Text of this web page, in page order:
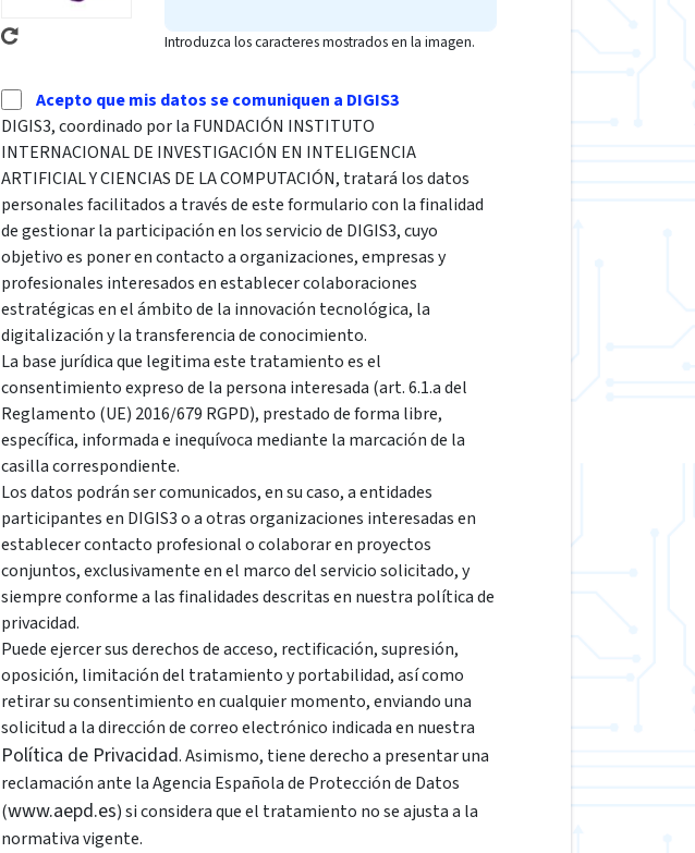
Introduzca los caracteres mostrados en la imagen.
Acepto que mis datos se comuniquen a DIGIS3
DIGIS3, coordinado por la FUNDACIÓN INSTITUTO
INTERNACIONAL DE INVESTIGACIÓN EN INTELIGENCIA
ARTIFICIAL Y CIENCIAS DE LA COMPUTACIÓN, tratará los datos
personales facilitados a través de este formulario con la finalidad
de gestionar la participación en los servicio de DIGIS3, cuyo
objetivo es poner en contacto a organizaciones, empresas y
profesionales interesados en establecer colaboraciones
estratégicas en el ámbito de la innovación tecnológica, la
digitalización y la transferencia de conocimiento.
La base jurídica que legitima este tratamiento es el
consentimiento expreso de la persona interesada (art. 6.1.a del
Reglamento (UE) 2016/679 RGPD), prestado de forma libre,
específica, informada e inequívoca mediante la marcación de la
casilla correspondiente.
Los datos podrán ser comunicados, en su caso, a entidades
participantes en DIGIS3 o a otras organizaciones interesadas en
establecer contacto profesional o colaborar en proyectos
conjuntos, exclusivamente en el marco del servicio solicitado, y
siempre conforme a las finalidades descritas en nuestra política de
privacidad.
Puede ejercer sus derechos de acceso, rectificación, supresión,
oposición, limitación del tratamiento y portabilidad, así como
retirar su consentimiento en cualquier momento, enviando una
solicitud a la dirección de correo electrónico indicada en nuestra
Política de Privacidad. Asimismo, tiene derecho a presentar una
reclamación ante la Agencia Española de Protección de Datos
(www.aepd.es) si considera que el tratamiento no se ajusta a la
normativa vigente.